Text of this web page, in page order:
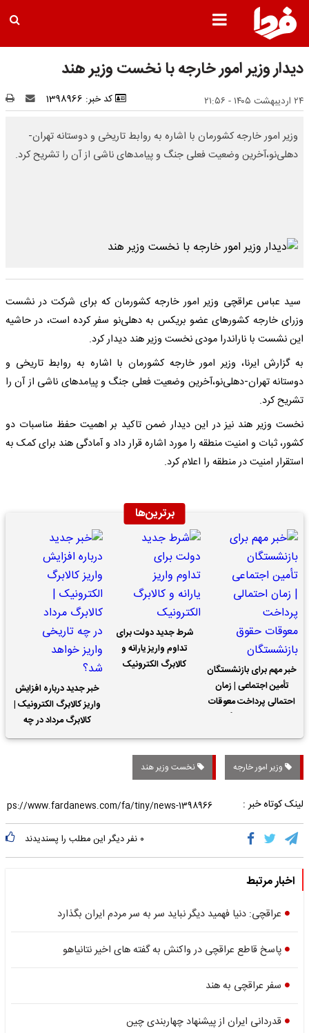
دیدار وزیر امور خارجه با نخست وزیر هند
۲۴ اردیبهشت ۱۴۰۵ - ۲۱:۵۶ کد خبر: 1398966
وزیر امور خارجه کشورمان با اشاره به روابط تاریخی و دوستانه تهران-
دهلی‌نو،آخرین وضعیت فعلی جنگ و پیامدهای ناشی از آن را تشریح کرد.
سید عباس عراقچی وزیر امور خارجه کشورمان که برای شرکت در نشست
وزرای خارجه کشورهای عضو بریکس به دهلی‌نو سفر کرده است، در حاشیه
این نشست با ناراندرا مودی نخست وزیر هند دیدار کرد.
به گزارش ایرنا، وزیر امور خارجه کشورمان با اشاره به روابط تاریخی و
دوستانه تهران-دهلی‌نو،آخرین وضعیت فعلی جنگ و پیامدهای ناشی از آن را
تشریح کرد.
نخست وزیر هند نیز در این دیدار ضمن تاکید بر اهمیت حفظ مناسبات دو
کشور، ثبات و امنیت منطقه را مورد اشاره قرار داد و آمادگی هند برای کمک به
استقرار امنیت در منطقه را اعلام کرد.
برترین‌ها
خبر مهم برای بازنشستگان
تأمین اجتماعی | زمان
احتمالی پرداخت معوقات
شرط جدید دولت برای
تداوم واریز یارانه و
کالابرگ الکترونیک
خبر جدید درباره افزایش
واریز کالابرگ الکترونیک |
کالابرگ مرداد در چه
تاریخی واریز خواهد شد؟
وزیر امور خارجه نخست وزیر هند
لینک کوتاه خبر :
۰ نفر دیگر این مطلب را پسندیدند
اخبار مرتبط
عراقچی: دنیا فهمید دیگر نباید سر به سر مردم ایران بگذارد
پاسخ قاطع عراقچی در واکنش به گفته های اخیر نتانیاهو
سفر عراقچی به هند
قدردانی ایران از پیشنهاد چهاربندی چین